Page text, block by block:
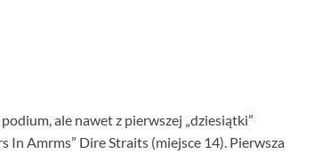
ale nawet z pierwszej „dziesiątki”
Amrms” Dire Straits (miejsce 14). Pierwsza